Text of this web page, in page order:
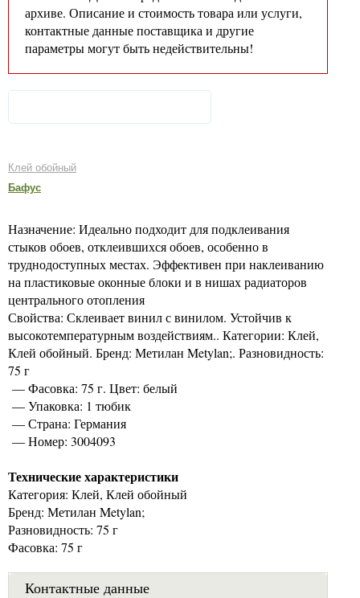
архиве. Описание и стоимость товара или услуги,
контактные данные поставщика и другие
параметры могут быть недействительны!
Клей обойный
Бафус
Назначение: Идеально подходит для подклеивания
стыков обоев, отклеившихся обоев, особенно в
труднодоступных местах. Эффективен при наклеиванию
на пластиковые оконные блоки и в нишах радиаторов
центрального отопления
Свойства: Склеивает винил с винилом. Устойчив к
высокотемпературным воздействиям.. Категории: Клей,
Клей обойный. Бренд: Метилан Metylan;. Разновидность:
75 г
— Фасовка: 75 г. Цвет: белый
— Упаковка: 1 тюбик
— Страна: Германия
— Номер: 3004093
Технические характеристики
Категория: Клей, Клей обойный
Бренд: Метилан Metylan;
Разновидность: 75 г
Фасовка: 75 г
Контактные данные